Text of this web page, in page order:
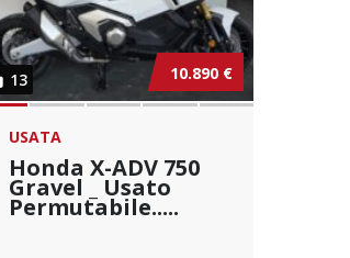
13 10.890 €
USATA
Honda X-ADV 750
Gravel _ Usato
Permutabile.....